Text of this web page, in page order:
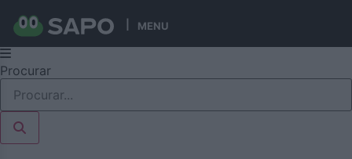
MENU
Pular
para
conteúdo
Procurar